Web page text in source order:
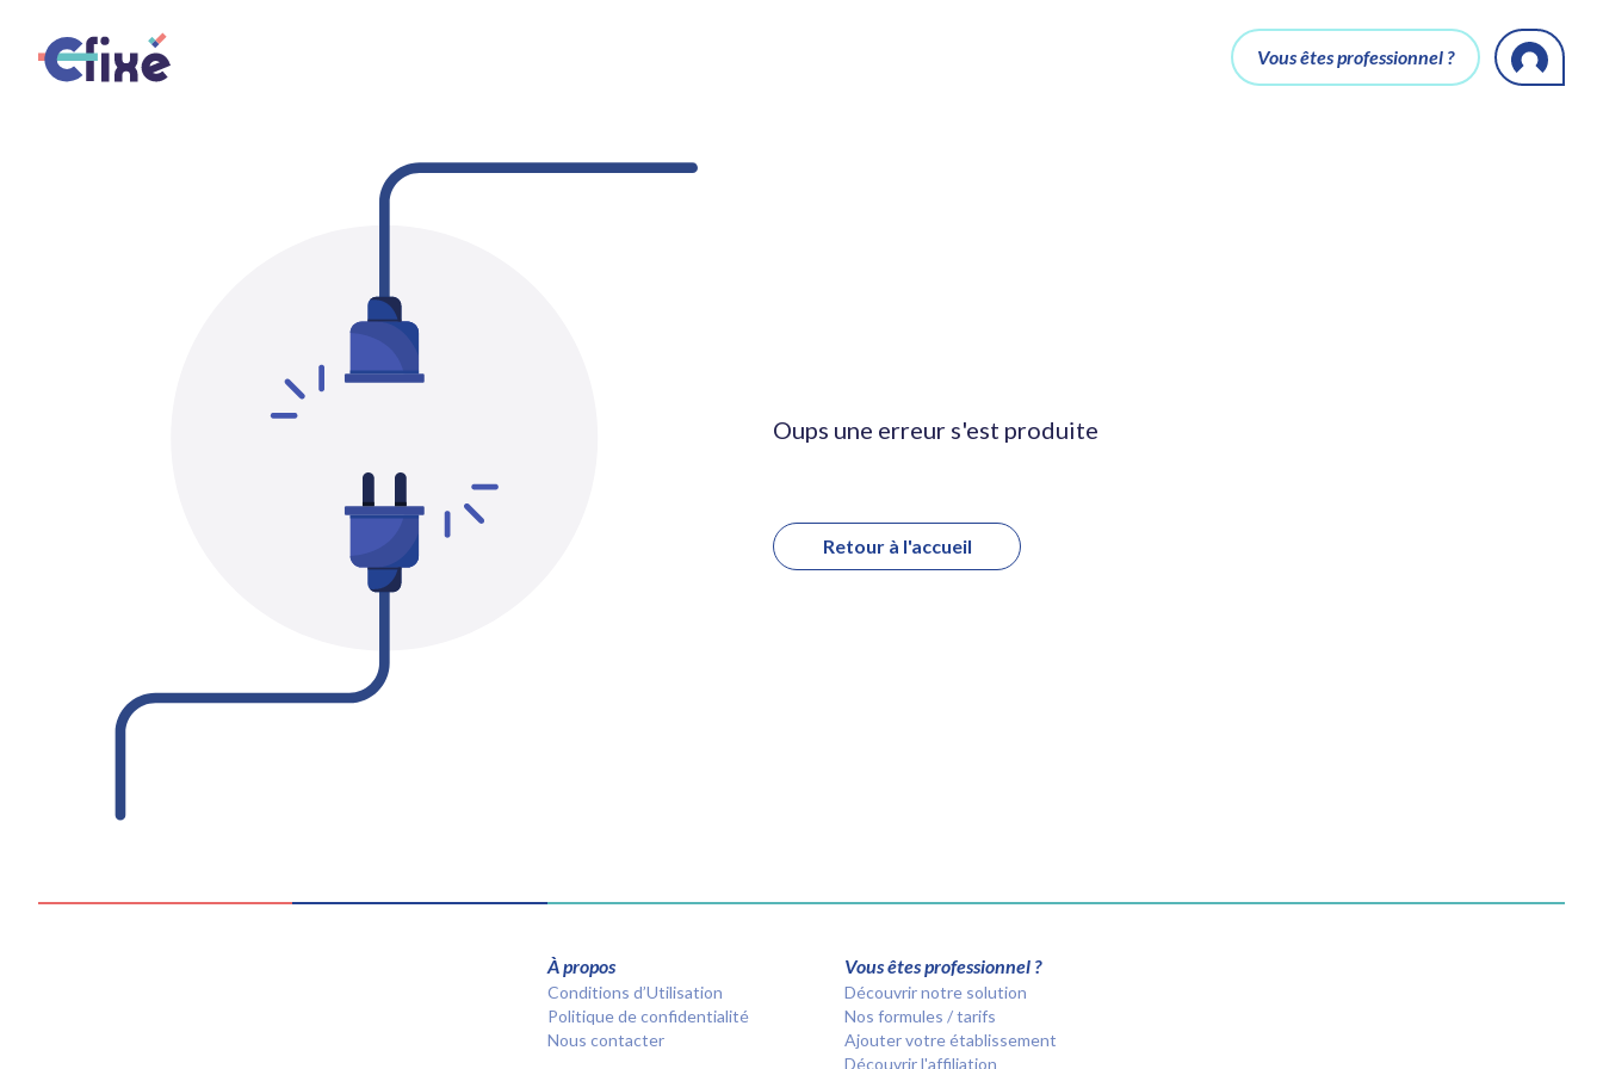
Vous êtes professionnel ?
Oups une erreur s'est produite
Retour à l'accueil
À propos
Conditions d’Utilisation
Politique de confidentialité
Nous contacter
Vous êtes professionnel ?
Découvrir notre solution
Nos formules / tarifs
Ajouter votre établissement
Découvrir l'affiliation